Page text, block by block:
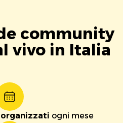
community
vivo in Italia
ogni mese